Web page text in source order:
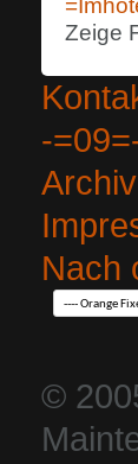
Zeige
-
Archiv
Nach
©